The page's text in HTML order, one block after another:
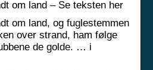
om land – Se teksten her
om land, og fuglestemmen
over strand, ham følge
de golde. … i